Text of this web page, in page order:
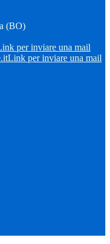
(BO)
per inviare una mail
Link per inviare una mail